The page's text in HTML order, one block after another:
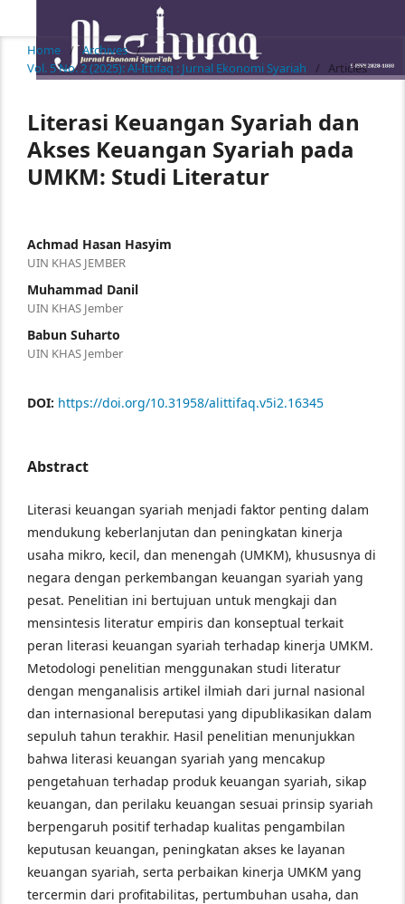
Home / Archives /
Vol. 5 No. 2 (2025): Al-Ittifaq : Jurnal Ekonomi Syariah
/ Articles
Literasi Keuangan Syariah dan
Akses Keuangan Syariah pada
UMKM: Studi Literatur
Achmad Hasan Hasyim
UIN KHAS JEMBER
Muhammad Danil
UIN KHAS Jember
Babun Suharto
UIN KHAS Jember
DOI: https://doi.org/10.31958/alittifaq.v5i2.16345
Abstract
Literasi keuangan syariah menjadi faktor penting dalam
mendukung keberlanjutan dan peningkatan kinerja
usaha mikro, kecil, dan menengah (UMKM), khususnya di
negara dengan perkembangan keuangan syariah yang
pesat. Penelitian ini bertujuan untuk mengkaji dan
mensintesis literatur empiris dan konseptual terkait
peran literasi keuangan syariah terhadap kinerja UMKM.
Metodologi penelitian menggunakan studi literatur
dengan menganalisis artikel ilmiah dari jurnal nasional
dan internasional bereputasi yang dipublikasikan dalam
sepuluh tahun terakhir. Hasil penelitian menunjukkan
bahwa literasi keuangan syariah yang mencakup
pengetahuan terhadap produk keuangan syariah, sikap
keuangan, dan perilaku keuangan sesuai prinsip syariah
berpengaruh positif terhadap kualitas pengambilan
keputusan keuangan, peningkatan akses ke layanan
keuangan syariah, serta perbaikan kinerja UMKM yang
tercermin dari profitabilitas, pertumbuhan usaha, dan